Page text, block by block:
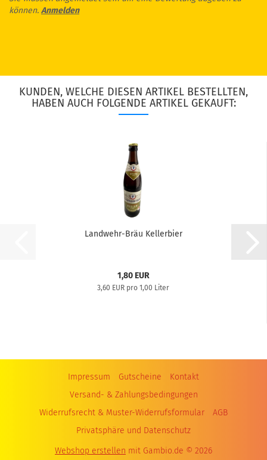
können. Anmelden
KUNDEN, WELCHE DIESEN ARTIKEL BESTELLTEN,
HABEN AUCH FOLGENDE ARTIKEL GEKAUFT:
Landwehr-Bräu Kellerbier
1,80 EUR
3,60 EUR pro 1,00 Liter
Impressum Gutscheine
Kontakt
Versand- & Zahlungsbedingungen
Widerrufsrecht & Muster-Widerrufsformular
AGB
Privatsphäre und Datenschutz
Webshop erstellen mit Gambio.de © 2026